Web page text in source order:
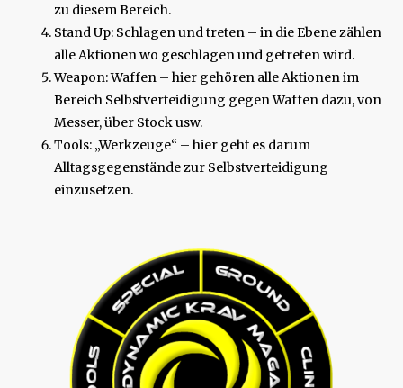
zu diesem Bereich.
Stand Up: Schlagen und treten – in die Ebene zählen
alle Aktionen wo geschlagen und getreten wird.
Weapon: Waffen – hier gehören alle Aktionen im
Bereich Selbstverteidigung gegen Waffen dazu, von
Messer, über Stock usw.
Tools: „Werkzeuge“ – hier geht es darum
Alltagsgegenstände zur Selbstverteidigung
einzusetzen.